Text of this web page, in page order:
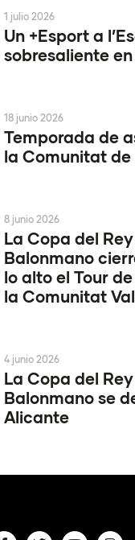
Un +Esport a
sobresaliente
1 julio 2026
Temporada de
la Comunitat de
18 junio 2026
La Copa del
Balonmano
lo alto el Tour
la Comunitat
8 junio 2026
La Copa del
Balonmano se
Alicante
4 junio 2026